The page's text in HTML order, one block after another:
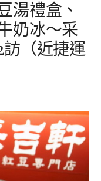
湯禮盒、
奶冰～采
（近捷運